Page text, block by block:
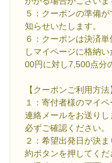
５：クーポンの準備
知らせいたします。
６：クーポンは決済
しマイページに格納
00円に対し7,500点分
【クーポンご利用方法
１：寄付者様のマイ
連絡メールをお送り
必ずご確認ください。
２：希望出発日が決
約ボタンを押してく